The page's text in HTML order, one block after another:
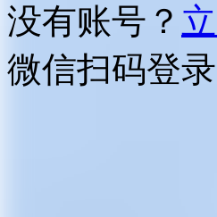
没有账号？
微信扫码登录